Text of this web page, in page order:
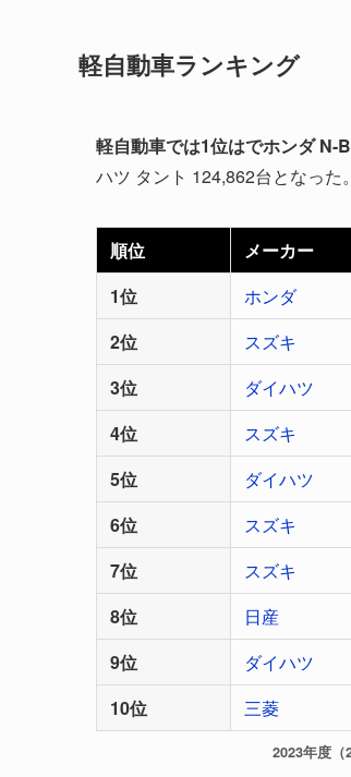
軽自動車ランキング
軽自動車では1位はでホンダ N-
ハツ タント 124,862台となった。
順位 メーカー
1位
ホンダ
2位
スズキ
3位
ダイハツ
4位
スズキ
5位
ダイハツ
6位
スズキ
7位
スズキ
8位
日産
9位
ダイハツ
10位
三菱
2023年度